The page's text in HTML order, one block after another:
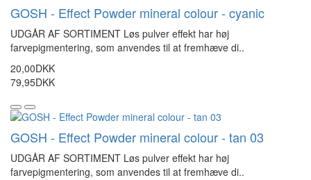
GOSH - Effect Powder mineral colour - cyanic
UDGÅR AF SORTIMENT Løs pulver effekt har høj
farvepigmentering, som anvendes til at fremhæve di..
20,00DKK
79,95DKK
GOSH - Effect Powder mineral colour - tan 03
UDGÅR AF SORTIMENT Løs pulver effekt har høj
farvepigmentering, som anvendes til at fremhæve di..